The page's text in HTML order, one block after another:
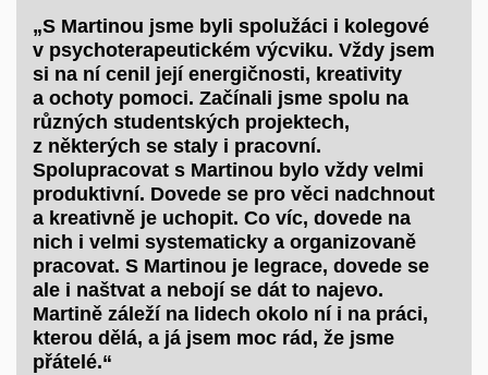
„S Martinou jsme byli spolužáci i kolegové
v psychoterapeutickém výcviku. Vždy jsem
si na ní cenil její energičnosti, kreativity
a ochoty pomoci. Začínali jsme spolu na
různých studentských projektech,
z některých se staly i pracovní.
Spolupracovat s Martinou bylo vždy velmi
produktivní. Dovede se pro věci nadchnout
a kreativně je uchopit. Co víc, dovede na
nich i velmi systematicky a organizovaně
pracovat. S Martinou je legrace, dovede se
ale i naštvat a nebojí se dát to najevo.
Martině záleží na lidech okolo ní i na práci,
kterou dělá, a já jsem moc rád, že jsme
přátelé.“